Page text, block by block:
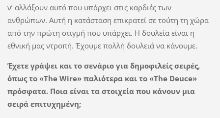
ν’ αλλάξουν αυτό που υπάρχει στις καρδιές των
ανθρώπων. Αυτή η κατάσταση επικρατεί σε τούτη τη χώρα
από την πρώτη στιγμή που υπάρχει. Η δουλεία είναι η
εθνική μας ντροπή. Έχουμε πολλή δουλειά να κάνουμε.
Έχετε γράψει και το σενάριο για δημοφιλείς σειρές,
όπως το «The Wire» παλιότερα και το «The Deuce»
πρόσφατα. Ποια είναι τα στοιχεία που κάνουν μια
σειρά επιτυχημένη;